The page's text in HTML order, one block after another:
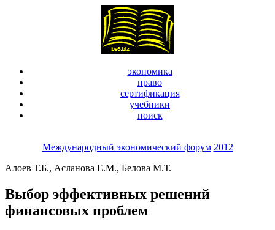
экономика
право
сертификация
учебники
поиск
Международный экономический форум 2012
Алоев Т.Б., Асланова Е.М., Белова М.Т.
Выбор эффективных решений
финансовых проблем